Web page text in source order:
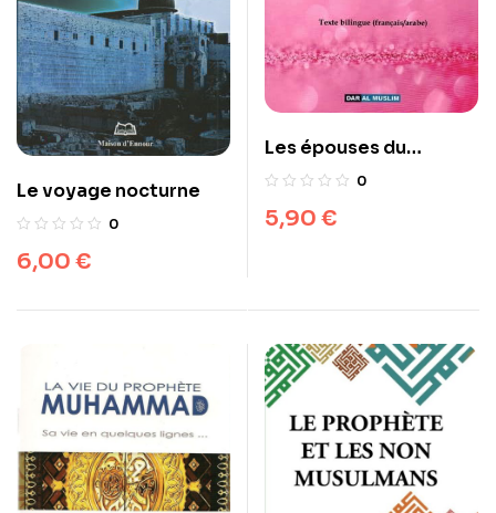
Le voyage nocturne
0
6,00 €
Les épouses du
Prophète (sws)
0
5,90 €